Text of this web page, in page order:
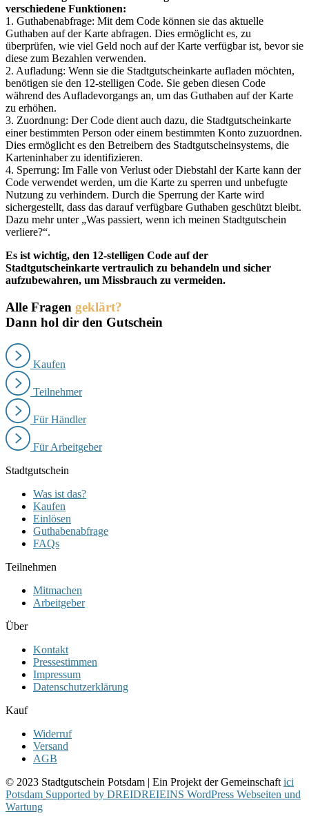
verschiedene Funktionen:
1. Guthabenabfrage: Mit dem Code können sie das aktuelle
Guthaben auf der Karte abfragen. Dies ermöglicht es, zu
überprüfen, wie viel Geld noch auf der Karte verfügbar ist, bevor sie
diese zum Bezahlen verwenden.
2. Aufladung: Wenn sie die Stadtgutscheinkarte aufladen möchten,
benötigen sie den 12-stelligen Code. Sie geben diesen Code
während des Aufladevorgangs an, um das Guthaben auf der Karte
zu erhöhen.
3. Zuordnung: Der Code dient auch dazu, die Stadtgutscheinkarte
einer bestimmten Person oder einem bestimmten Konto zuzuordnen.
Dies ermöglicht es den Betreibern des Stadtgutscheinsystems, die
Karteninhaber zu identifizieren.
4. Sperrung: Im Falle von Verlust oder Diebstahl der Karte kann der
Code verwendet werden, um die Karte zu sperren und unbefugte
Nutzung zu verhindern. Durch die Sperrung der Karte wird
sichergestellt, dass das darauf verfügbare Guthaben geschützt bleibt.
Dazu mehr unter „Was passiert, wenn ich meinen Stadtgutschein
verliere?“.
Es ist wichtig, den 12-stelligen Code auf der
Stadtgutscheinkarte vertraulich zu behandeln und sicher
aufzubewahren, um Missbrauch zu vermeiden.
Alle Fragen geklärt?
Dann hol dir den Gutschein
Kaufen
Teilnehmer
Für Händler
Für Arbeitgeber
Stadtgutschein
Was ist das?
Kaufen
Einlösen
Guthabenabfrage
FAQs
Teilnehmen
Mitmachen
Arbeitgeber
Über
Kontakt
Pressestimmen
Impressum
Datenschutzerklärung
Kauf
Widerruf
Versand
AGB
© 2023 Stadtgutschein Potsdam | Ein Projekt der Gemeinschaft ici
Potsdam Supported by DREIDREIEINS WordPress Webseiten und
Wartung